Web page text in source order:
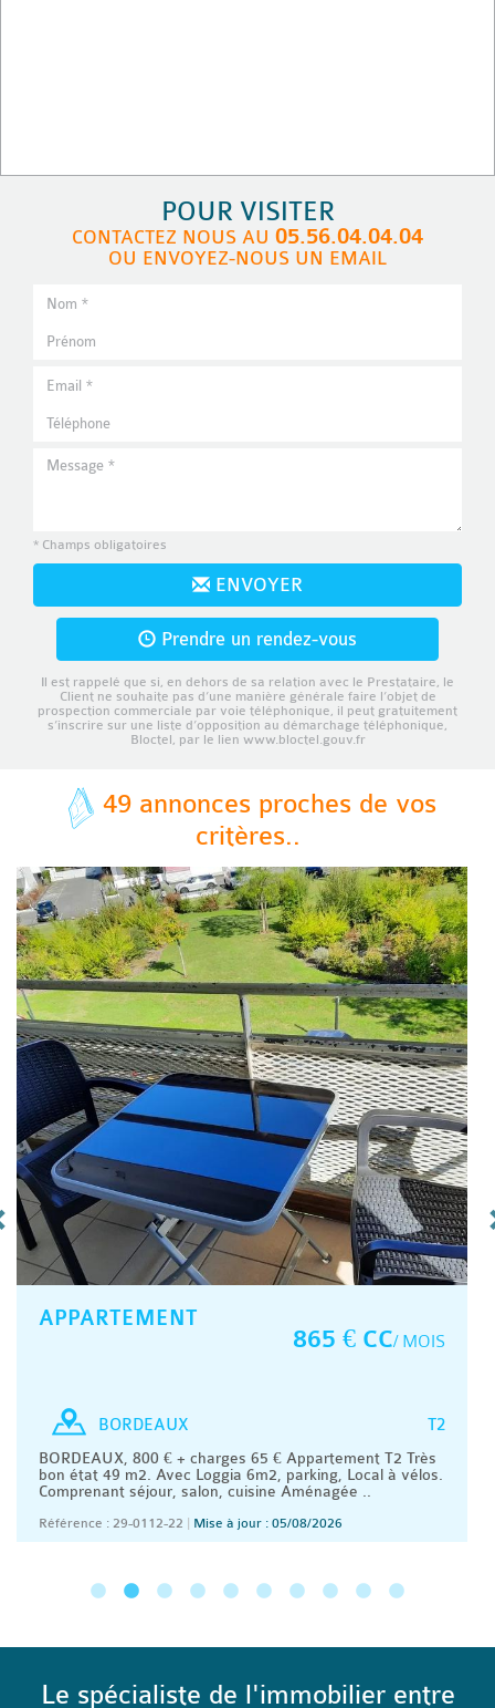
POUR VISITER
CONTACTEZ NOUS AU 05.56.04.04.04
OU ENVOYEZ-NOUS UN EMAIL
* Champs obligatoires
ENVOYER
Prendre un rendez-vous
Il est rappelé que si, en dehors de sa relation avec le Prestataire, le
Client ne souhaite pas d’une manière générale faire l’objet de
prospection commerciale par voie téléphonique, il peut gratuitement
s’inscrire sur une liste d’opposition au démarchage téléphonique,
Bloctel, par le lien www.bloctel.gouv.fr
49 annonces proches de vos
critères..
APPARTEMENT
865 € CC/ MOIS
T2
BORDEAUX
BORDEAUX, 800 € + charges 65 € Appartement T2 Très
bon état 49 m2. Avec Loggia 6m2, parking, Local à vélos.
Comprenant séjour, salon, cuisine Aménagée ..
Référence : 29-0112-22 Mise à jour : 05/08/2026
Le spécialiste de l'immobilier entre